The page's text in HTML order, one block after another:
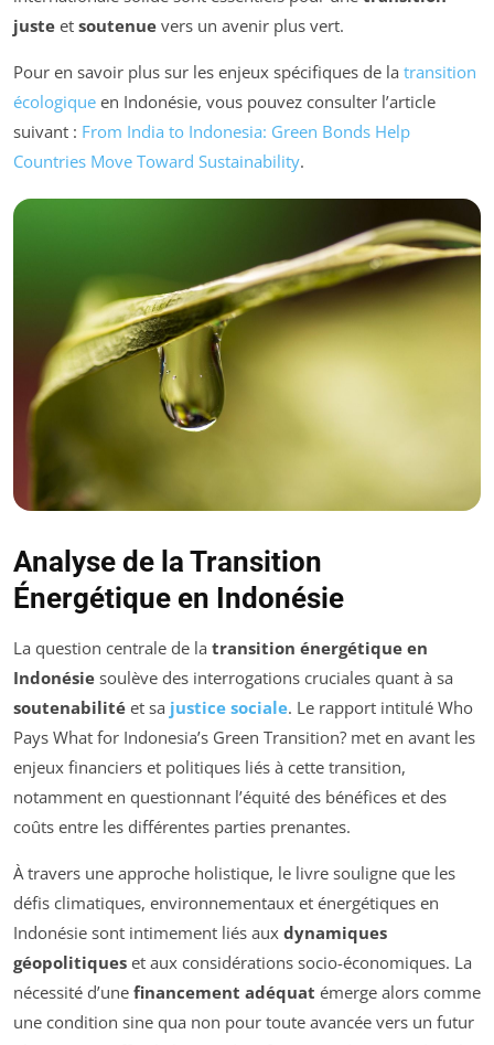
juste et soutenue vers un avenir plus vert.
Pour en savoir plus sur les enjeux spécifiques de la transition
écologique en Indonésie, vous pouvez consulter l’article
suivant : From India to Indonesia: Green Bonds Help
Countries Move Toward Sustainability.
Analyse de la Transition
Énergétique en Indonésie
La question centrale de la transition énergétique en
Indonésie soulève des interrogations cruciales quant à sa
soutenabilité et sa justice sociale. Le rapport intitulé Who
Pays What for Indonesia’s Green Transition? met en avant les
enjeux financiers et politiques liés à cette transition,
notamment en questionnant l’équité des bénéfices et des
coûts entre les différentes parties prenantes.
À travers une approche holistique, le livre souligne que les
défis climatiques, environnementaux et énergétiques en
Indonésie sont intimement liés aux dynamiques
géopolitiques et aux considérations socio-économiques. La
nécessité d’une financement adéquat émerge alors comme
une condition sine qua non pour toute avancée vers un futur